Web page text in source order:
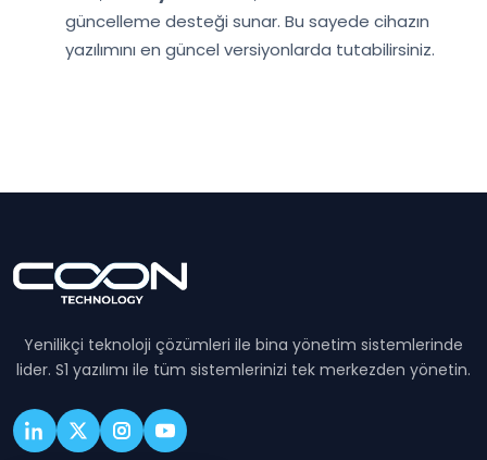
güncelleme desteği sunar. Bu sayede cihazın
yazılımını en güncel versiyonlarda tutabilirsiniz.
Yenilikçi teknoloji çözümleri ile bina yönetim sistemlerinde
lider. S1 yazılımı ile tüm sistemlerinizi tek merkezden yönetin.